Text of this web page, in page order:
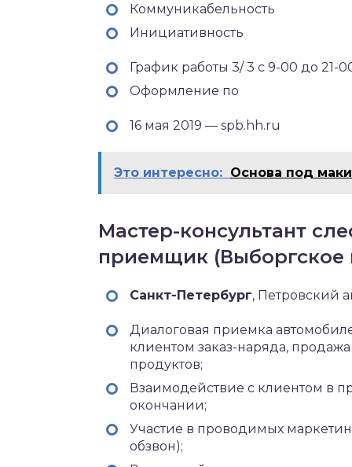
Коммуникабельность
Инициативность
График работы 3/ 3 с 9-00 до 21-
Оформление по
16 мая 2019 — spb.hh.ru
Это интересно: Основа под
Мастер-консультант
приемщик (Выборгское
Санкт-Петербург‎, Петровский
Диалоговая приемка
клиентом заказ-наряда,
продуктов;
Взаимодействие с клиентом в
окончании;
Участие в проводимых
обзвон);